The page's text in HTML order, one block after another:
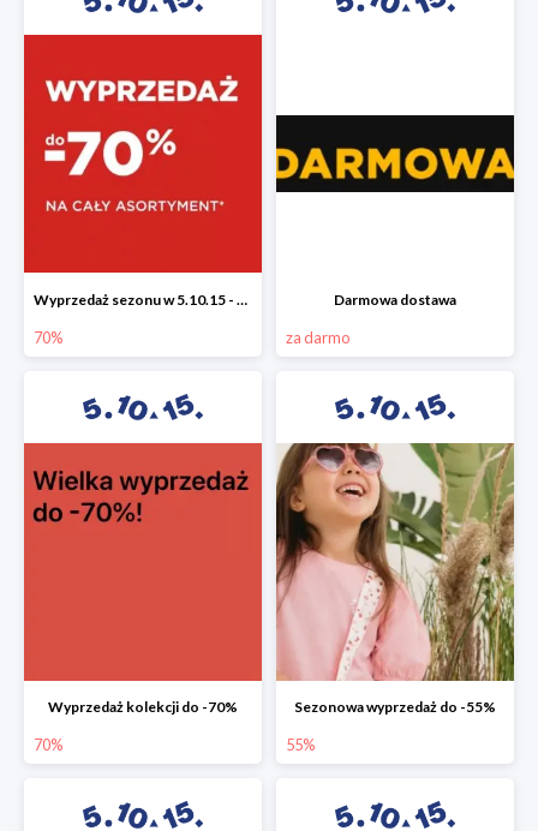
Wyprzedaż sezonu w 5.10.15 - cały asortyment -70%
70%
Darmowa dostawa
za darmo
Wyprzedaż kolekcji do -70%
70%
Sezonowa wyprzedaż do -55%
55%